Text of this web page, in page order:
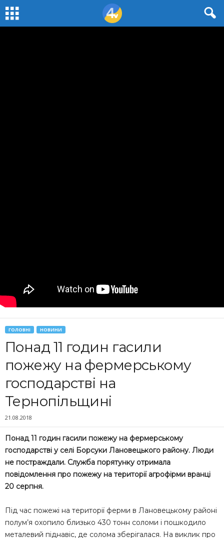
ГОЛОВНІ НОВИНИ
Понад 11 годин гасили
пожежу на фермерському
господарстві на
Тернопільщині
21.08.2018
Понад 11 годин гасили пожежу на фермерському
господарстві у селі Борсуки Лановецького району. Люди
не постраждали. Служба порятунку отримала
повідомлення про пожежу на території агрофірми вранці
20 серпня.
Під час пожежі на території ферми в Лановецькому районі
полум’я охопило близько 430 тонн соломи і пошкодило
металевий піднавіс, де солома зберігалася. На виклик про